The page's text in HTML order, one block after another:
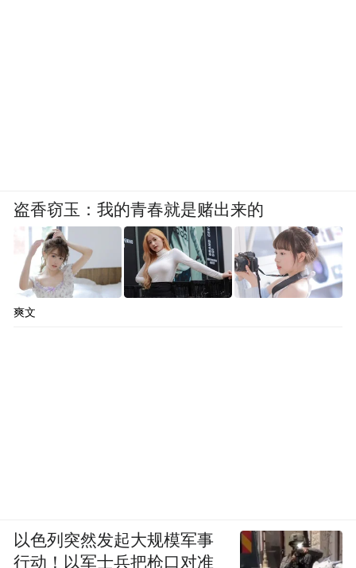
盗香窃玉：我的青春就是赌出来的
爽文
以色列突然发起大规模军事
行动！以军士兵把枪口对准